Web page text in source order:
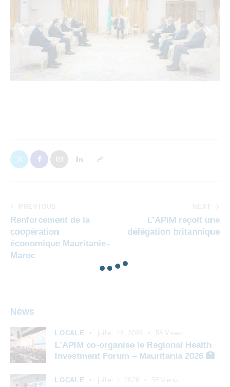
Renforcement de la
coopération
économique Mauritanie–
Maroc
L’APIM reçoit une
délégation britannique
News
LOCALE
L’APIM co-organise le Regional Health
Investment Forum – Mauritania 2026 🏥
LOCALE